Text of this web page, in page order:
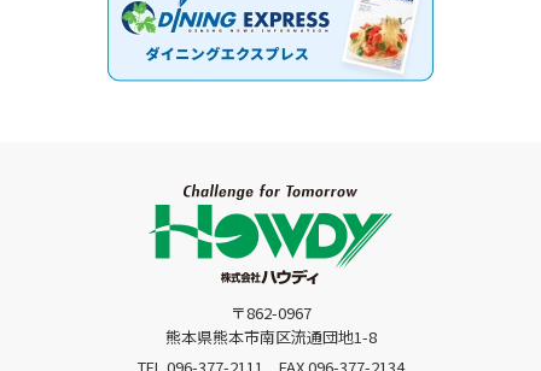
〒862-0967
熊本県熊本市南区流通団地1-8